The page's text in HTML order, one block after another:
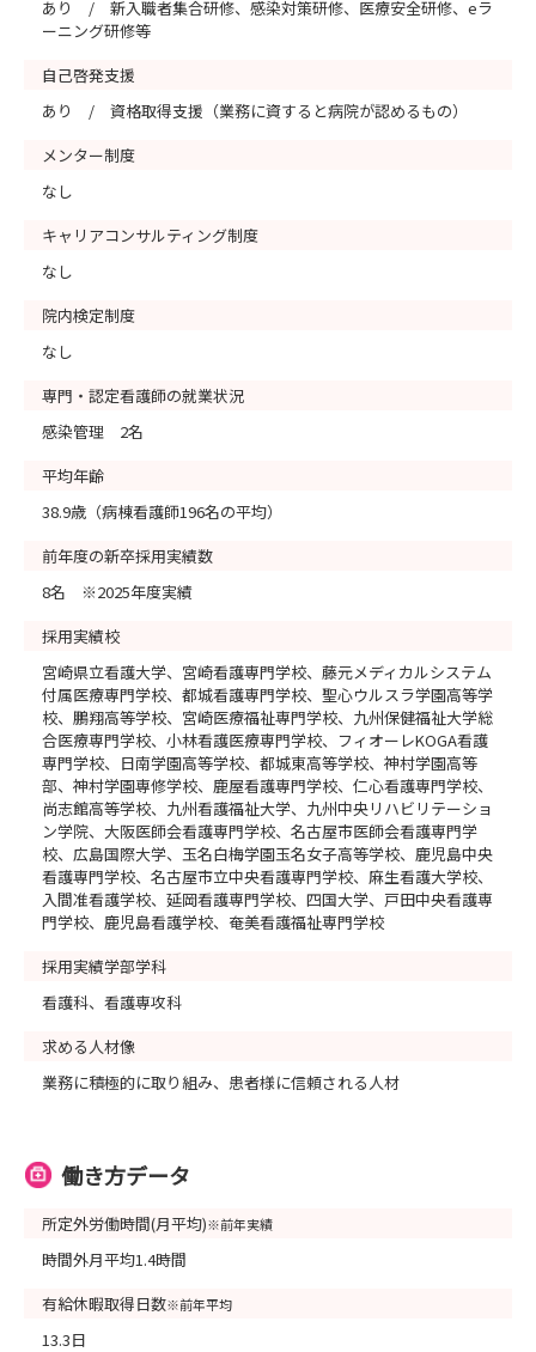
あり / 新入職者集合研修、感染対策研修、医療安全研修、eラ
ーニング研修等
自己啓発支援
あり / 資格取得支援（業務に資すると病院が認めるもの）
メンター制度
なし
キャリアコンサルティング制度
なし
院内検定制度
なし
専門・認定看護師の就業状況
感染管理 2名
平均年齢
38.9歳（病棟看護師196名の平均）
前年度の新卒採用実績数
8名 ※2025年度実績
採用実績校
宮崎県立看護大学、宮崎看護専門学校、藤元メディカルシステム
付属医療専門学校、都城看護専門学校、聖心ウルスラ学園高等学
校、鵬翔高等学校、宮崎医療福祉専門学校、九州保健福祉大学総
合医療専門学校、小林看護医療専門学校、フィオーレKOGA看護
専門学校、日南学園高等学校、都城東高等学校、神村学園高等
部、神村学園専修学校、鹿屋看護専門学校、仁心看護専門学校、
尚志館高等学校、九州看護福祉大学、九州中央リハビリテーショ
ン学院、大阪医師会看護専門学校、名古屋市医師会看護専門学
校、広島国際大学、玉名白梅学園玉名女子高等学校、鹿児島中央
看護専門学校、名古屋市立中央看護専門学校、麻生看護大学校、
入間准看護学校、延岡看護専門学校、四国大学、戸田中央看護専
門学校、鹿児島看護学校、奄美看護福祉専門学校
採用実績学部学科
看護科、看護専攻科
求める人材像
業務に積極的に取り組み、患者様に信頼される人材
働き方データ
所定外労働時間(月平均)※前年実績
時間外月平均1.4時間
有給休暇取得日数※前年平均
13.3日